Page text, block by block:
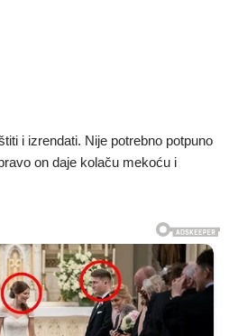
i izrendati. Nije potrebno potpuno
on daje kolaču mekoću i